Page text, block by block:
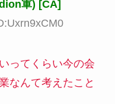
軍) [CA]
ってくらい今の会
なんて考えたこと